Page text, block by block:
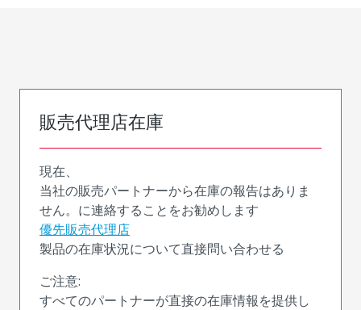
販売代理店在庫
現在、
当社の販売パートナーから在庫の報告はありま
せん。に連絡することをお勧めします
優先販売代理店
製品の在庫状況について直接問い合わせる
ご注意:
すべてのパートナーが直接の在庫情報を提供し